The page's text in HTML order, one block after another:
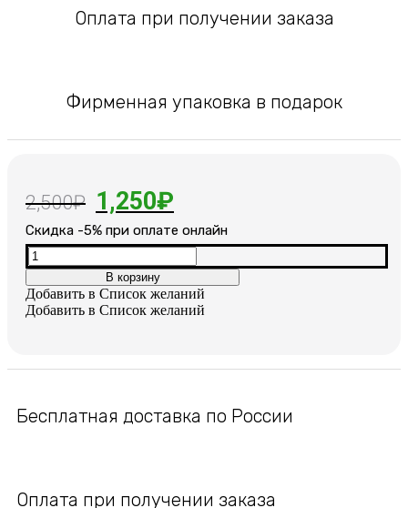
Оплата при получении заказа
Фирменная упаковка в подарок
2,500₽ Первоначальная
цена
составляла
2,500₽.
1,250₽
цена:
1,250₽.
Cкидка -5% при оплате онлайн
Количество
товара
Серьги
позолоченные
с
В корзину
Добавить в Список желаний
Добавить в Список желаний
Бесплатная доставка по России
Оплата при получении заказа